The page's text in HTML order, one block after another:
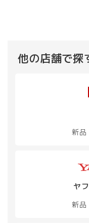
他の店舗で探
新品
ヤ
新品